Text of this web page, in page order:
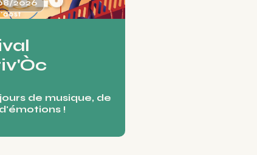
2026
de musique, de
!